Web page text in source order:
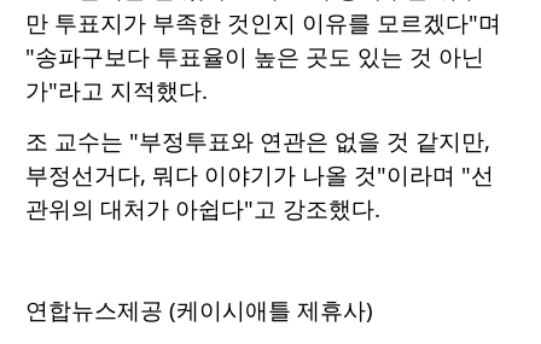
만 투표지가 부족한 것인지 이유를 모르겠다"며
"송파구보다 투표율이 높은 곳도 있는 것 아닌
가"라고 지적했다.
조 교수는 "부정투표와 연관은 없을 것 같지만,
부정선거다, 뭐다 이야기가 나올 것"이라며 "선
관위의 대처가 아쉽다"고 강조했다.
연합뉴스제공 (케이시애틀 제휴사)